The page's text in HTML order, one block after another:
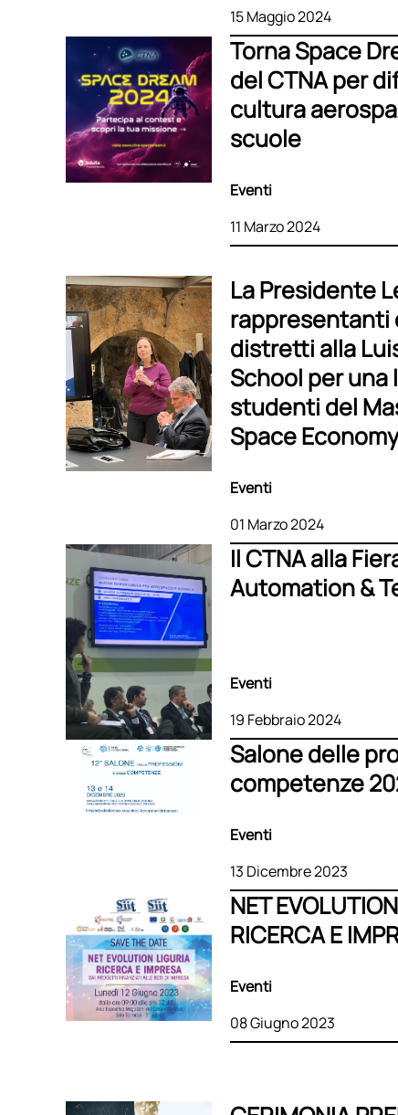
15 Maggio 2024
Torna Space
del CTNA per
cultura
scuole
Eventi
11 Marzo 2024
La Presidente
rappresentanti
distretti alla
School per una
studenti del
Space Economy
Eventi
01 Marzo 2024
Il CTNA alla
Automation &
Eventi
19 Febbraio 2024
Salone delle
competenze
Eventi
13 Dicembre 2023
NET
RICERCA E
Eventi
08 Giugno 2023